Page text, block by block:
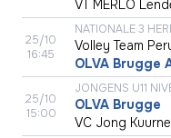
VT MERLO
25/10
16:45
NATIONALE 3
Volley Team
OLVA Brugge
25/10
15:00
JONGENS U11
OLVA Brugge
VC Jong Kuurne